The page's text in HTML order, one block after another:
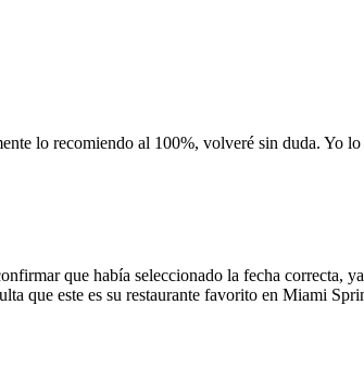
lo recomiendo al 100%, volveré sin duda. Yo lo
que había seleccionado la fecha correcta,
que este es su restaurante favorito en Miami